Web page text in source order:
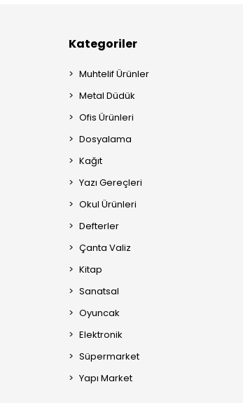
Kategoriler
Muhtelif Ürünler
Metal Düdük
Ofis Ürünleri
Dosyalama
Kağıt
Yazı Gereçleri
Okul Ürünleri
Defterler
Çanta Valiz
Kitap
Sanatsal
Oyuncak
Elektronik
Süpermarket
Yapı Market